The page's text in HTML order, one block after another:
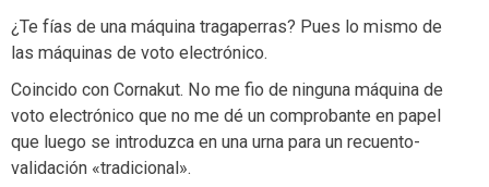
¿Te fías de una máquina tragaperras? Pues lo mismo de
las máquinas de voto electrónico.
Coincido con Cornakut. No me fio de ninguna máquina de
voto electrónico que no me dé un comprobante en papel
que luego se introduzca en una urna para un recuento-
validación «tradicional».